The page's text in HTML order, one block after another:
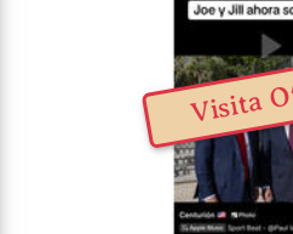
Visita